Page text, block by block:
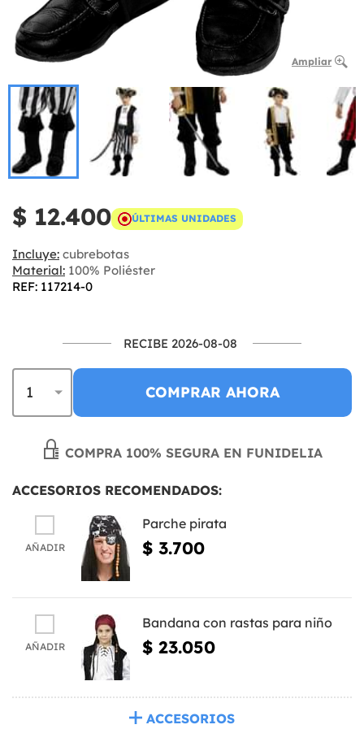
Ampliar
$ 12.400 ÚLTIMAS UNIDADES
Incluye: cubrebotas
Material: 100% Poliéster
REF: 117214-0
RECIBE 2026-08-08
COMPRAR AHORA
COMPRA 100% SEGURA EN FUNIDELIA
ACCESORIOS RECOMENDADOS:
AÑADIR
Parche pirata
$ 3.700
AÑADIR
Bandana con rastas para niño
$ 23.050
ACCESORIOS